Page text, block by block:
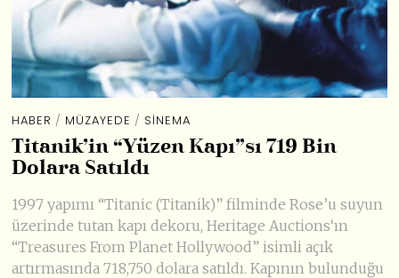
HABER / MÜZAYEDE / SINEMA
Titanik’in “Yüzen Kapı”sı 719 Bin
Dolara Satıldı
1997 yapımı “Titanic (Titanik)” filminde Rose’u suyun
üzerinde tutan kapı dekoru, Heritage Auctions‘ın
“Treasures From Planet Hollywood” isimli açık
artırmasında 718,750 dolara satıldı. Kapının bulunduğu